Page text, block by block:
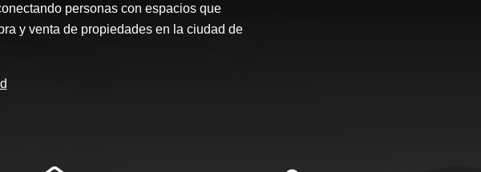
personas con espacios que
y venta de propiedades en la ciudad de